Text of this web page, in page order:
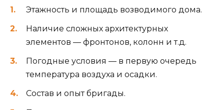
Этажность и площадь возводимого дома.
Наличие сложных архитектурных
элементов — фронтонов, колонн и т.д.
Погодные условия — в первую очередь
температура воздуха и осадки.
Состав и опыт бригады.